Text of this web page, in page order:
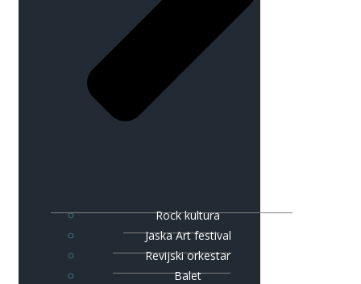
Rock kultura
Jaska Art festival
Revijski orkestar
Balet